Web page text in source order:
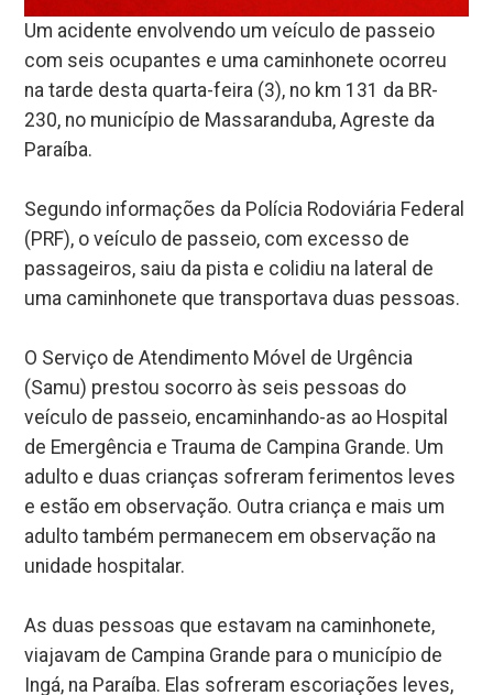
Um acidente envolvendo um veículo de passeio
com seis ocupantes e uma caminhonete ocorreu
na tarde desta quarta-feira (3), no km 131 da BR-
230, no município de Massaranduba, Agreste da
Paraíba.
Segundo informações da Polícia Rodoviária Federal
(PRF), o veículo de passeio, com excesso de
passageiros, saiu da pista e colidiu na lateral de
uma caminhonete que transportava duas pessoas.
O Serviço de Atendimento Móvel de Urgência
(Samu) prestou socorro às seis pessoas do
veículo de passeio, encaminhando-as ao Hospital
de Emergência e Trauma de Campina Grande. Um
adulto e duas crianças sofreram ferimentos leves
e estão em observação. Outra criança e mais um
adulto também permanecem em observação na
unidade hospitalar.
As duas pessoas que estavam na caminhonete,
viajavam de Campina Grande para o município de
Ingá, na Paraíba. Elas sofreram escoriações leves,